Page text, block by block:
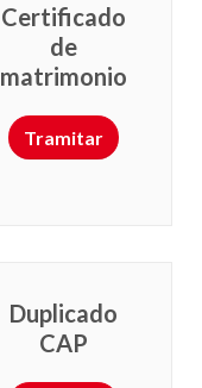
Certificado
de
matrimonio
Tramitar
Duplicado
CAP